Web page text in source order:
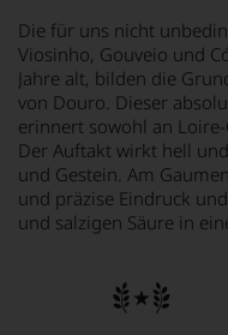
Die für uns nicht
Viosinho, Gouveio und
Jahre alt, bilden die
von Douro. Dieser
erinnert sowohl an
Der Auftakt wirkt hell
und Gestein. Am
und präzise Eindruck
und salzigen Säure in